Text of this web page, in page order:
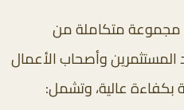
مجموعة متكاملة من
المستثمرين وأصحاب الأعمال
بكفاءة عالية، وتشمل: